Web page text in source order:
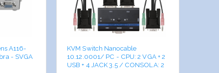
A116-
- SVGA
KVM Switch Nanocable
10.12.0001/ PC - CPU: 2 VGA + 2
USB + 4 JACK 3.5 / CONSOLA: 2